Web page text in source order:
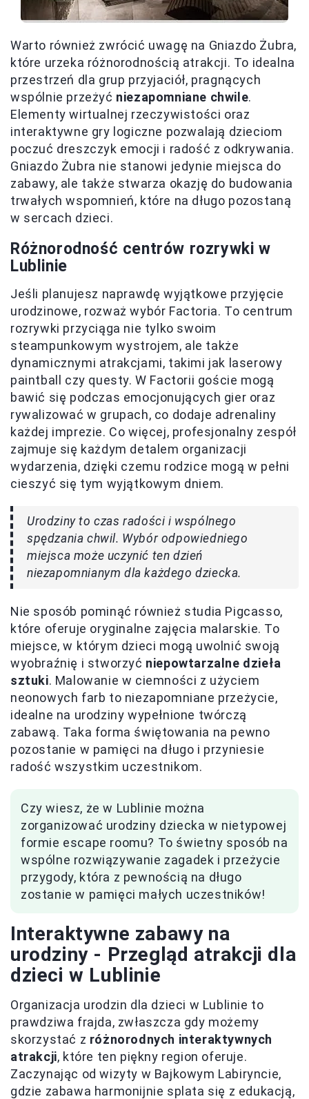
Warto również zwrócić uwagę na Gniazdo Żubra,
które urzeka różnorodnością atrakcji. To idealna
przestrzeń dla grup przyjaciół, pragnących
wspólnie przeżyć niezapomniane chwile.
Elementy wirtualnej rzeczywistości oraz
interaktywne gry logiczne pozwalają dzieciom
poczuć dreszczyk emocji i radość z odkrywania.
Gniazdo Żubra nie stanowi jedynie miejsca do
zabawy, ale także stwarza okazję do budowania
trwałych wspomnień, które na długo pozostaną
w sercach dzieci.
Różnorodność centrów rozrywki w
Lublinie
Jeśli planujesz naprawdę wyjątkowe przyjęcie
urodzinowe, rozważ wybór Factoria. To centrum
rozrywki przyciąga nie tylko swoim
steampunkowym wystrojem, ale także
dynamicznymi atrakcjami, takimi jak laserowy
paintball czy questy. W Factorii goście mogą
bawić się podczas emocjonujących gier oraz
rywalizować w grupach, co dodaje adrenaliny
każdej imprezie. Co więcej, profesjonalny zespół
zajmuje się każdym detalem organizacji
wydarzenia, dzięki czemu rodzice mogą w pełni
cieszyć się tym wyjątkowym dniem.
Urodziny to czas radości i wspólnego
spędzania chwil. Wybór odpowiedniego
miejsca może uczynić ten dzień
niezapomnianym dla każdego dziecka.
Nie sposób pominąć również studia Pigcasso,
które oferuje oryginalne zajęcia malarskie. To
miejsce, w którym dzieci mogą uwolnić swoją
wyobraźnię i stworzyć niepowtarzalne dzieła
sztuki. Malowanie w ciemności z użyciem
neonowych farb to niezapomniane przeżycie,
idealne na urodziny wypełnione twórczą
zabawą. Taka forma świętowania na pewno
pozostanie w pamięci na długo i przyniesie
radość wszystkim uczestnikom.
Czy wiesz, że w Lublinie można
zorganizować urodziny dziecka w nietypowej
formie escape roomu? To świetny sposób na
wspólne rozwiązywanie zagadek i przeżycie
przygody, która z pewnością na długo
zostanie w pamięci małych uczestników!
Interaktywne zabawy na
urodziny - Przegląd atrakcji dla
dzieci w Lublinie
Organizacja urodzin dla dzieci w Lublinie to
prawdziwa frajda, zwłaszcza gdy możemy
skorzystać z różnorodnych interaktywnych
atrakcji, które ten piękny region oferuje.
Zaczynając od wizyty w Bajkowym Labiryncie,
gdzie zabawa harmonijnie splata się z edukacją,